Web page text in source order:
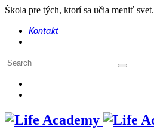
Škola pre tých, ktorí sa učia meniť svet.
Kontakt